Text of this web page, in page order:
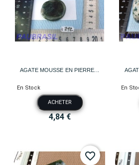
AGATE MOUSSE EN PIERRE...
En Stock
ACHETER
4,84 €
En
favorite_border